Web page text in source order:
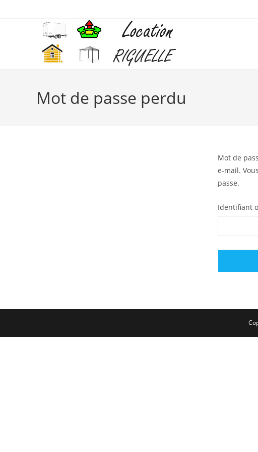
Mot de passe perdu
Mot de
e-mail.
passe.
Identifiant